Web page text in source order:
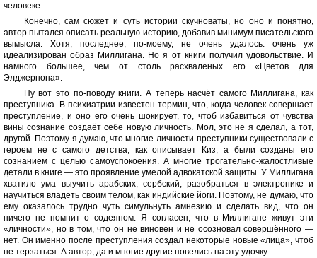
человеке.
Конечно, сам сюжет и суть истории скучноваты, но оно и понятно,
автор пытался описать реальную историю, добавив минимум писательского
вымысла. Хотя, последнее, по-моему, не очень удалось: очень уж
идеализирован образ Миллигана. Но я от книги получил удовольствие. И
намного большее, чем от столь расхваленых его «Цветов для
Элджернона».
Ну вот это по-поводу книги. А теперь насчёт самого Миллигана, как
преступника. В психиатрии известен термин, что, когда человек совершает
преступление, и оно его очень шокирует, то, чтоб избавиться от чувства
вины сознание создаёт себе новую личность. Мол, это не я сделал, а тот,
другой. Поэтому я думаю, что многие личности-преступники существовали с
героем не с самого детства, как описывает Киз, а были созданы его
сознанием с целью самоуспокоения. А многие трогательно-жалостливые
детали в книге — это проявление умелой адвокатской защиты. У Миллигана
хватило ума выучить арабских, сербский, разобраться в электронике и
научиться владеть своим телом, как индийские йоги. Поэтому, не думаю, что
ему оказалось трудно чуть симульнуть амнезию и сделать вид, что он
ничего не помнит о содеяном. Я согласен, что в Миллигане живут эти
«личности», но в том, что он не виновен и не осозновал совершённого —
нет. Он именно после преступления создал некоторые новые «лица», чтоб
не терзаться. А автор, да и многие другие повелись на эту удочку.